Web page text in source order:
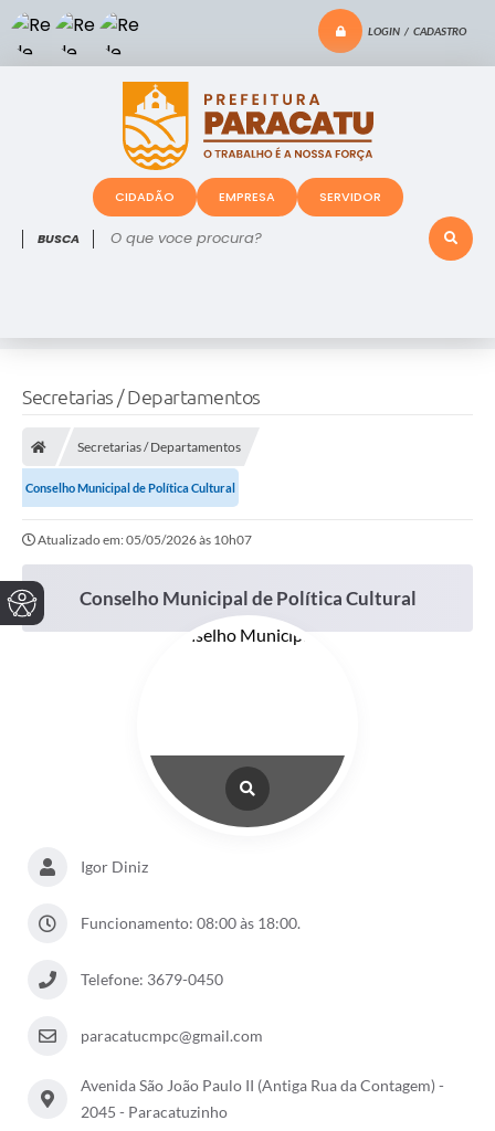
LOGIN / CADASTRO
O que voce procura?
CIDADÃO EMPRESA SERVIDOR
Secretarias / Departamentos
Secretarias / Departamentos
Conselho Municipal de Política Cultural
Atualizado em: 05/05/2026 às 10h07
Conselho Municipal de Política Cultural
Igor Diniz
Funcionamento: 08:00 às 18:00.
Telefone: 3679-0450
paracatucmpc@gmail.com
Avenida São João Paulo II (Antiga Rua da Contagem) -
2045 - Paracatuzinho